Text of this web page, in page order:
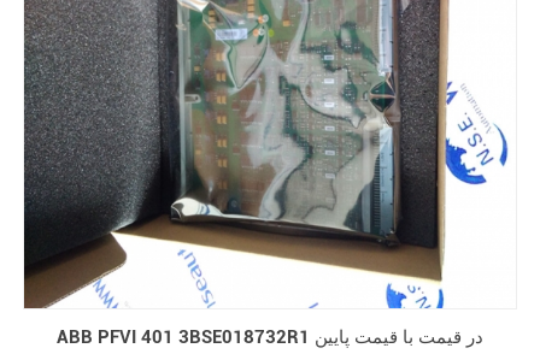
ABB PFVI 401 3BSE018732R1 در قیمت با قیمت پایین